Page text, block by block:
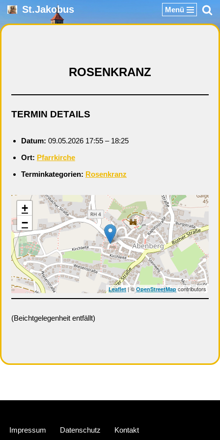
Zum
St.Jakobus Menü
ROSENKRANZ
TERMIN DETAILS
Datum: 09.05.2026 17:55 – 18:25
Ort: Pfarrkirche
Terminkategorien: Rosenkranz
+
−
Leaflet| © OpenStreetMapcontributors
(Beichtgelegenheit entfällt)
Impressum Datenschutz Kontakt